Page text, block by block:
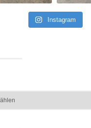
Instagram